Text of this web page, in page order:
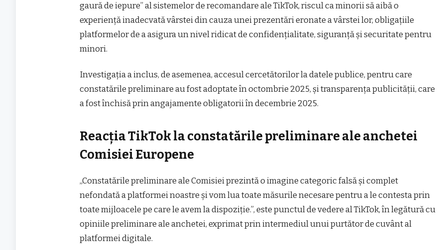
gaură de iepure” al sistemelor de recomandare ale TikTok, riscul ca minorii să aibă o
experienţă inadecvată vârstei din cauza unei prezentări eronate a vârstei lor, obligaţiile
platformelor de a asigura un nivel ridicat de confidenţialitate, siguranţă şi securitate pentru
minori.
Investigaţia a inclus, de asemenea, accesul cercetătorilor la datele publice, pentru care
constatările preliminare au fost adoptate în octombrie 2025, şi transparenţa publicităţii, care
a fost închisă prin angajamente obligatorii în decembrie 2025.
Reacția TikTok la constatările preliminare ale anchetei
Comisiei Europene
„Constatările preliminare ale Comisiei prezintă o imagine categoric falsă și complet
nefondată a platformei noastre și vom lua toate măsurile necesare pentru a le contesta prin
toate mijloacele pe care le avem la dispoziție.”, este punctul de vedere al TikTok, în legătură cu
opiniile preliminare ale anchetei, exprimat prin intermediul unui purtător de cuvânt al
platformei digitale.